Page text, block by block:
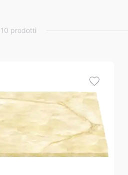
prodotti